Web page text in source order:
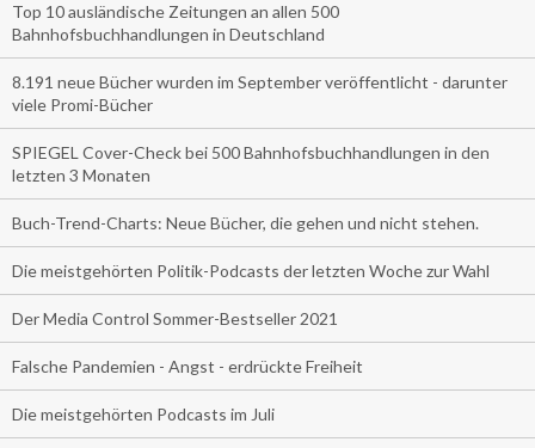
Top 10 ausländische Zeitungen an allen 500
Bahnhofsbuchhandlungen in Deutschland
8.191 neue Bücher wurden im September veröffentlicht - darunter
viele Promi-Bücher
SPIEGEL Cover-Check bei 500 Bahnhofsbuchhandlungen in den
letzten 3 Monaten
Buch-Trend-Charts: Neue Bücher, die gehen und nicht stehen.
Die meistgehörten Politik-Podcasts der letzten Woche zur Wahl
Der Media Control Sommer-Bestseller 2021
Falsche Pandemien - Angst - erdrückte Freiheit
Die meistgehörten Podcasts im Juli